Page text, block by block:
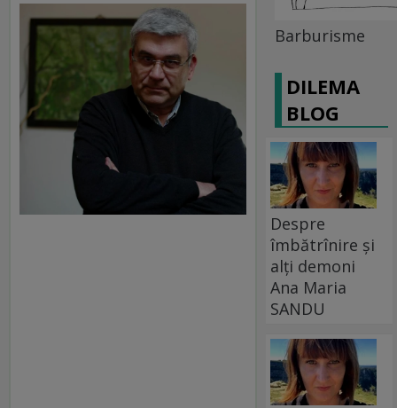
Barburisme
DILEMA
BLOG
Despre
îmbătrînire și
alți demoni
Ana Maria
SANDU